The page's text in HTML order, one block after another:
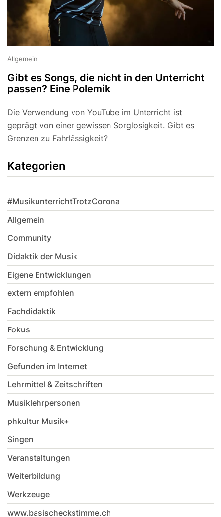
Allgemein
Gibt es Songs, die nicht in den Unterricht
passen? Eine Polemik
Die Verwendung von YouTube im Unterricht ist
geprägt von einer gewissen Sorglosigkeit. Gibt es
Grenzen zu Fahrlässigkeit?
Kategorien
#MusikunterrichtTrotzCorona
Allgemein
Community
Didaktik der Musik
Eigene Entwicklungen
extern empfohlen
Fachdidaktik
Fokus
Forschung & Entwicklung
Gefunden im Internet
Lehrmittel & Zeitschriften
Musiklehrpersonen
phkultur Musik+
Singen
Veranstaltungen
Weiterbildung
Werkzeuge
www.basischeckstimme.ch